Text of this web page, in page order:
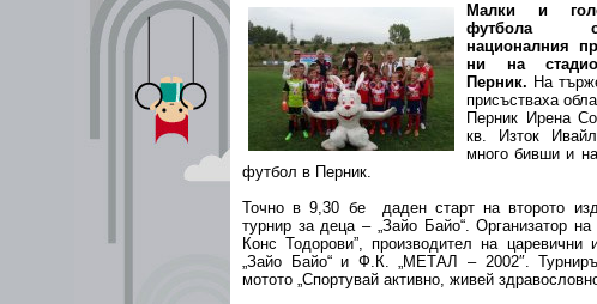
Малки и
футбола
националния
ни на
Перник. На
присъстваха
Перник Ирена
кв. Изток
много бивши и
футбол в Перник.
Точно в 9,30 бе даден старт на второто
турнир за деца – „Зайо Байо“. Организатор
Конс Тодорови”, производител на царевични
„Зайо Байо“ и Ф.К. „МЕТАЛ – 2002″.
мотото „Спортувай активно, живей